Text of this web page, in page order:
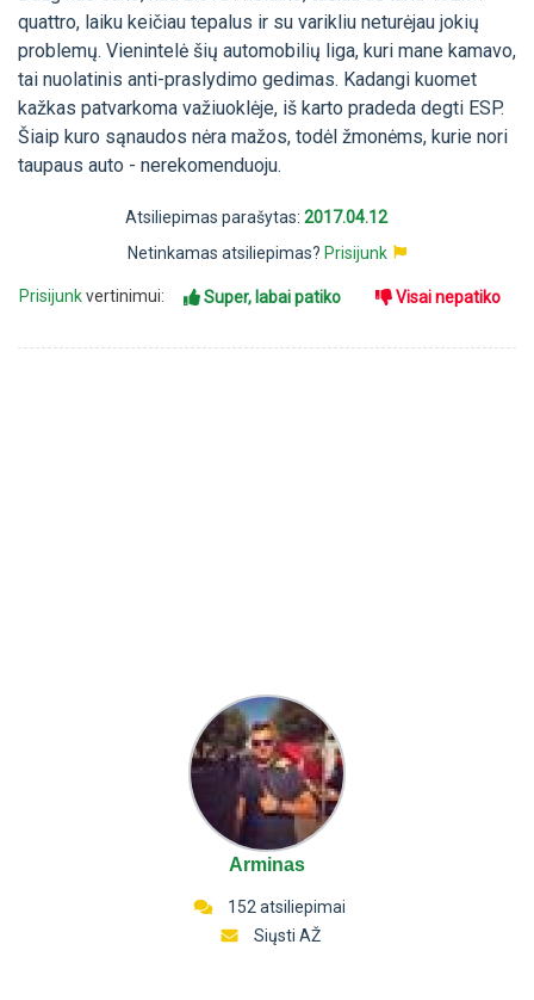
quattro, laiku keičiau tepalus ir su varikliu neturėjau jokių
problemų. Vienintelė šių automobilių liga, kuri mane kamavo,
tai nuolatinis anti-praslydimo gedimas. Kadangi kuomet
kažkas patvarkoma važiuoklėje, iš karto pradeda degti ESP.
Šiaip kuro sąnaudos nėra mažos, todėl žmonėms, kurie nori
taupaus auto - nerekomenduoju.
Atsiliepimas parašytas: 2017.04.12
Netinkamas atsiliepimas? Prisijunk
Prisijunkvertinimui: Super, labai patiko Visai nepatiko
Arminas
152 atsiliepimai
Siųsti AŽ